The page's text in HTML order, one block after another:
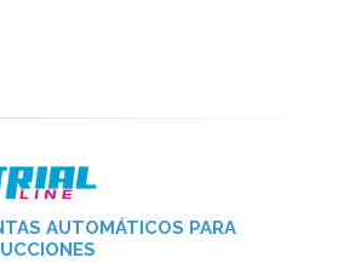
AUTOMÁTICOS PARA